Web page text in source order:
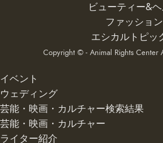
ビューティー&
ファッション
エシカルトピッ
Copyright © - Animal Rights Center
イベント
ウェディング
芸能・映画・カルチャー検索結果
芸能・映画・カルチャー
ライター紹介